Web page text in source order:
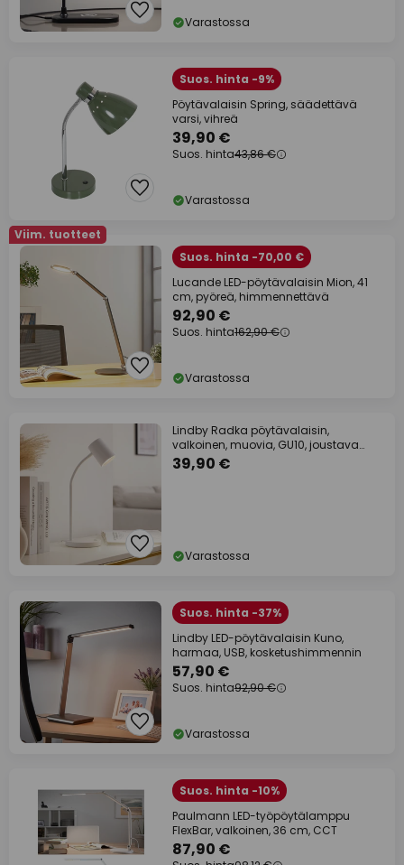
Varastossa
Suos. hinta -9%
Pöytävalaisin Spring, säädettävä
varsi, vihreä
39,90 €
Suos. hinta43,86 €
Varastossa
Viim. tuotteet
Suos. hinta -70,00 €
Lucande LED-pöytävalaisin Mion, 41
cm, pyöreä, himmennettävä
92,90 €
Suos. hinta162,90 €
Varastossa
Lindby Radka pöytävalaisin,
valkoinen, muovia, GU10, joustava
varsi
39,90 €
Varastossa
Suos. hinta -37%
Lindby LED-pöytävalaisin Kuno,
harmaa, USB, kosketushimmennin
57,90 €
Suos. hinta92,90 €
Varastossa
Suos. hinta -10%
Paulmann LED-työpöytälamppu
FlexBar, valkoinen, 36 cm, CCT
87,90 €